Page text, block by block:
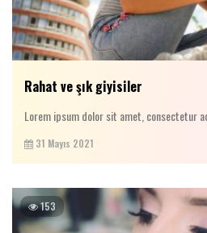
Rahat ve şık giyisiler
Lorem ipsum dolor sit amet, consectetur
31 Mayıs 2021
153